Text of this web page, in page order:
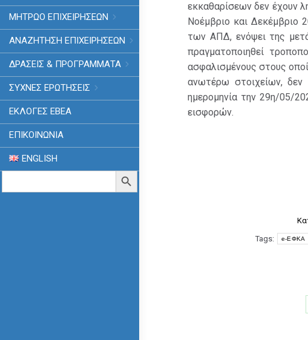
ΜΗΤΡΩΟ ΕΠΙΧΕΙΡΗΣΕΩΝ
ΑΝΑΖΗΤΗΣΗ ΕΠΙΧΕΙΡΗΣΕΩΝ
ΔΡΑΣΕΙΣ & ΠΡΟΓΡΑΜΜΑΤΑ
ΣΥΧΝΕΣ ΕΡΩΤΗΣΕΙΣ
ΕΚΛΟΓΈΣ ΕΒΕΑ
ΕΠΙΚΟΙΝΩΝΙΑ
ENGLISH
Search
Search Button
εκκαθαρίσεων δεν έχουν
Νοέμβριο και Δεκέμβριο
των ΑΠΔ, ενόψει της
πραγματοποιηθεί
ασφαλισμένους στους
ανωτέρω στοιχείων, δεν
ημερομηνία την 29η/05/
εισφορών.
Tags:
e-ΕΦΚΑ